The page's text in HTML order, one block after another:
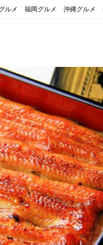
ルメ 福岡グルメ 沖縄グルメ